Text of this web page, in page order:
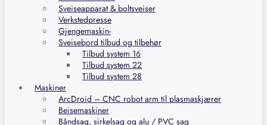
Sveiseapparat & boltsveiser
Verkstedpresse
Gjengemaskin-
Sveisebord tilbud og tilbehør
Tilbud system 16
Tilbud system 22
Tilbud system 28
Maskiner
ArcDroid – CNC robot arm til plasmaskjærer
Beisemaskiner
Båndsag, sirkelsag og alu / PVC sag